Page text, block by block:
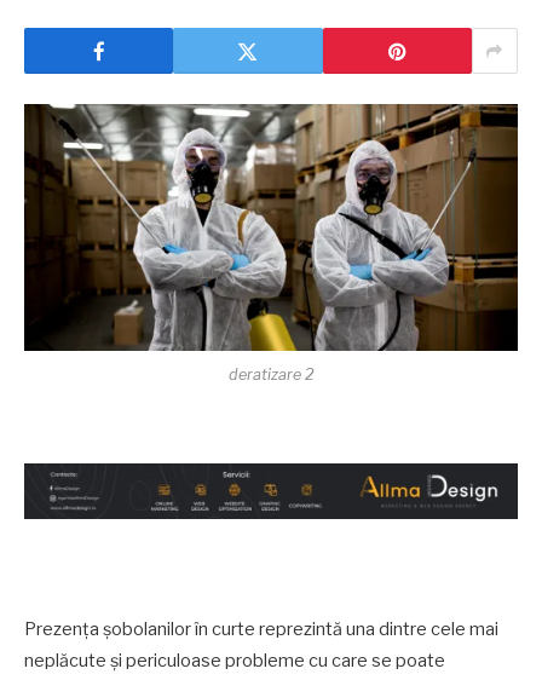
deratizare 2
Prezența șobolanilor în curte reprezintă una dintre cele mai
neplăcute și periculoase probleme cu care se poate